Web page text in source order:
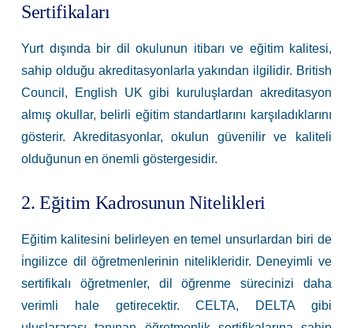
Sertifikaları
Yurt dışında bir dil okulunun itibarı ve eğitim kalitesi,
sahip olduğu akreditasyonlarla yakından ilgilidir. British
Council, English UK gibi kuruluşlardan akreditasyon
almış okullar, belirli eğitim standartlarını karşıladıklarını
gösterir. Akreditasyonlar, okulun güvenilir ve kaliteli
olduğunun en önemli göstergesidir.
2. Eğitim Kadrosunun Nitelikleri
Eğitim kalitesini belirleyen en temel unsurlardan biri de
i̇ngilizce dil öğretmenlerinin nitelikleridir. Deneyimli ve
sertifikalı öğretmenler, dil öğrenme sürecinizi daha
verimli hale getirecektir. CELTA, DELTA gibi